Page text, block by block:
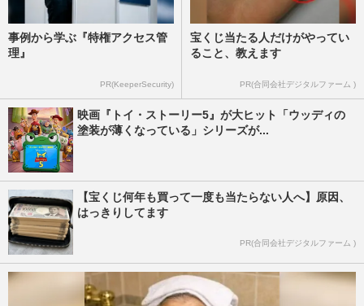
事例から学ぶ『特権アクセス管
理』
PR(KeeperSecurity)
宝くじ当たる人だけがやってい
ること、教えます
PR(合同会社デジタルファーム )
映画『トイ・ストーリー5』が大ヒット「ウッディの
塗装が薄くなっている」シリーズが...
【宝くじ何年も買って一度も当たらない人へ】原因、
はっきりしてます
PR(合同会社デジタルファーム )